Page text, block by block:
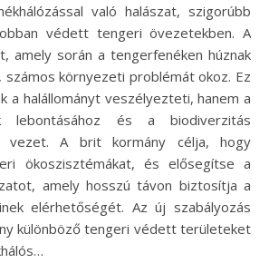
való halászat, szigorúbb
védett tengeri övezetekben. A
amely során a tengerfenéken húznak
számos környezeti problémát okoz. Ez
a halállományt veszélyezteti, hanem a
lebontásához és a biodiverzitás
vezet. A brit kormány célja, hogy
ökoszisztémákat, és elősegítse a
amely hosszú távon biztosítja a
elérhetőségét. Az új szabályozás
különböző tengeri védett területeket